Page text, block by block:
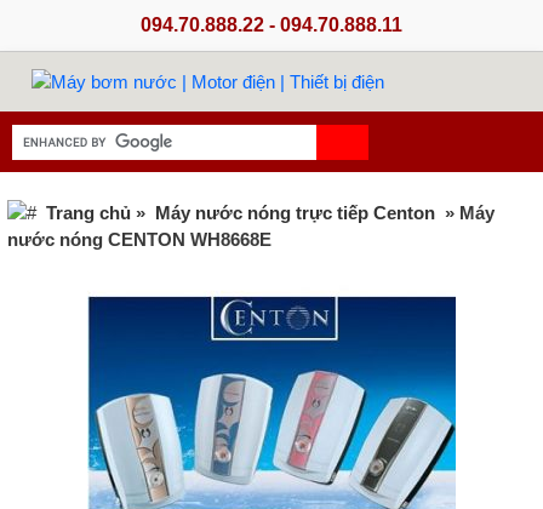
094.70.888.22 - 094.70.888.11
Trang chủ » Máy nước nóng trực tiếp Centon » Máy
nước nóng CENTON WH8668E